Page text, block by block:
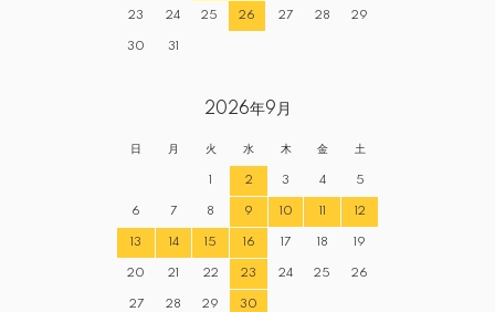
23 24 25 26 27 28 29
30 31
2026年9月
日 月 火 水 木 金 土
1 2 3 4 5
6 7 8 9 10 11 12
13 14 15 16 17 18 19
20 21 22 23 24 25 26
27 28 29 30